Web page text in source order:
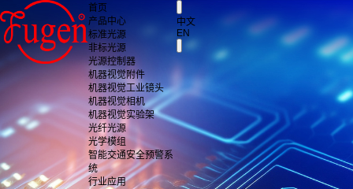
首页
产品中心
标准光源
非标光源
光源控制器
机器视觉附件
机器视觉工业镜头
机器视觉相机
机器视觉实验架
光纤光源
光学模组
智能交通安全预警系
统
行业应用
中文
EN